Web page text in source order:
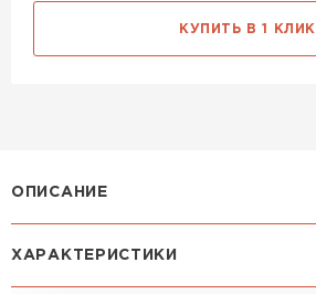
КУПИТЬ В 1 КЛИК
ОПИСАНИЕ
Профиль МОНТЕКРИСТО:
ХАРАКТЕРИСТИКИ